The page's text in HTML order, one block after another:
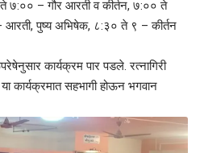
ते ७:०० – गौर आरती व कीर्तन, ७:०० ते
पुष्य अभिषेक, ८:३० ते ९ – कीर्तन
कार्यक्रम पार पडले. रत्नागिरी
कार्यक्रमात सहभागी होऊन भगवान